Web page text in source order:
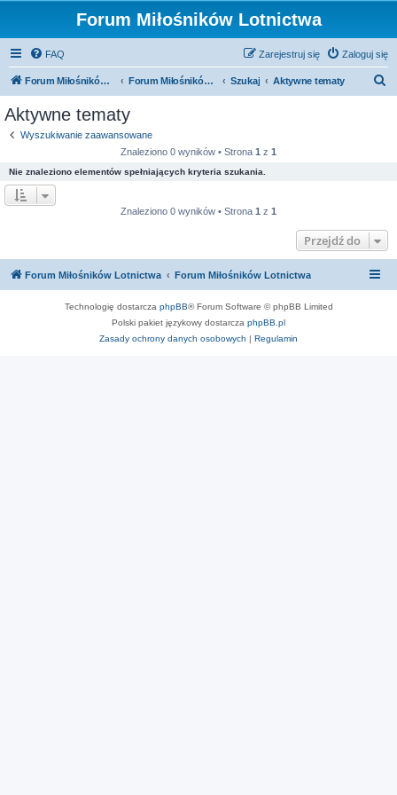
Forum Miłośników Lotnictwa
FAQ Zaloguj się
Zarejestruj się
Forum Miłośników Lotnictwa Forum Miłośników Lotnictwa Szukaj Aktywne tematy
Aktywne tematy
Wyszukiwanie zaawansowane
Znaleziono 0 wyników • Strona 1 z 1
Nie znaleziono elementów spełniających kryteria szukania.
Znaleziono 0 wyników • Strona 1 z 1
Przejdź do
Forum Miłośników Lotnictwa Forum Miłośników Lotnictwa
Technologię dostarcza phpBB® Forum Software © phpBB Limited
Polski pakiet językowy dostarcza phpBB.pl
Zasady ochrony danych osobowych | Regulamin